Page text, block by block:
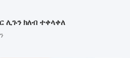
ሊጉን ክለብ ተቀላቀለ